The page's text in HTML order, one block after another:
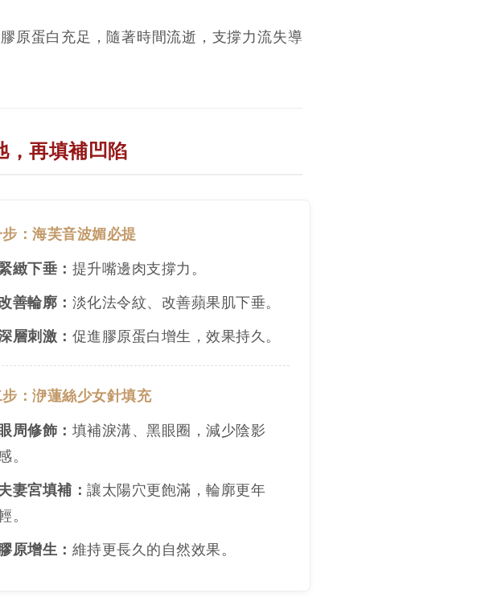
原蛋白充足，隨著時間流逝，支撐力流失導
，再填補凹陷
：海芙音波媚必提
緻下垂： 提升嘴邊肉支撐力。
善輪廓： 淡化法令紋、改善蘋果肌下垂。
層刺激： 促進膠原蛋白增生，效果持久。
：洢蓮絲少女針填充
眼周修飾： 填補淚溝、黑眼圈，減少陰影
。
妻宮填補： 讓太陽穴更飽滿，輪廓更年
。
原增生： 維持更長久的自然效果。